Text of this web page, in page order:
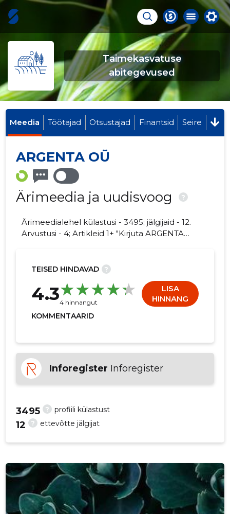
Taimekasvatuse
abitegevused
Meedia Töötajad Otsustajad Finantsid Seire
ARGENTA OÜ
Ärimeedia ja uudisvoog ?
Ärimeedialehel külastusi - 3495; jälgijaid - 12.
Arvustusi - 4; Artikleid 1+ "Kirjuta ARGENTA
TEISED HINDAVAD ?
4.34 hinnangut
LISA
HINNANG
KOMMENTAARID
Inforegister Inforegister
? profiili külastust
3495
? ettevõtte jälgijat
12